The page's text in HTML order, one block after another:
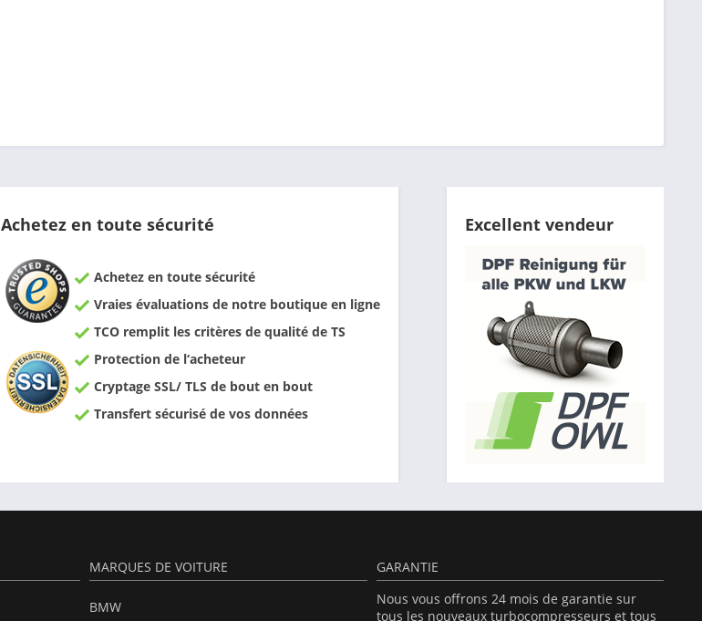
Achetez en toute sécurité
Achetez en toute sécurité
Vraies évaluations de notre boutique en ligne
TCO remplit les critères de qualité de TS
Protection de l‘acheteur
Cryptage SSL/ TLS de bout en bout
Transfert sécurisé de vos données
Excellent vendeur
MARQUES DE VOITURE
BMW
GARANTIE
Nous vous offrons 24 mois de garantie sur
tous les nouveaux turbocompresseurs et tous